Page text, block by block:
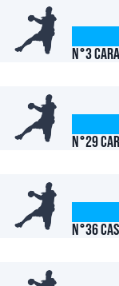
N°3
N°29
N°36